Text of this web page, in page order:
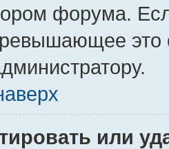
форума.
это
или